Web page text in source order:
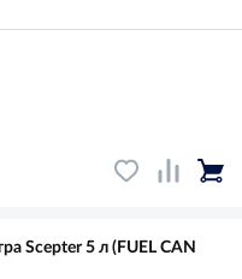
Scepter 5 л (FUEL CAN